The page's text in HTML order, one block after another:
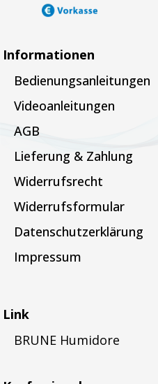
Informationen
Bedienungsanleitungen
Videoanleitungen
AGB
Lieferung & Zahlung
Widerrufsrecht
Widerrufsformular
Datenschutzerklärung
Impressum
Link
BRUNE Humidore